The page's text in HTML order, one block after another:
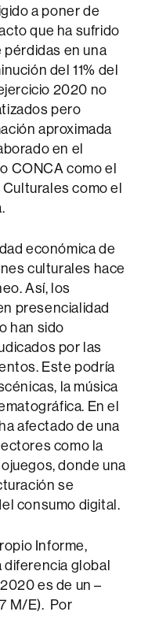
a poner de
que ha sufrido
en una
del 11% del
2020 no
pero
aproximada
en el
CONCA como el
como el
económica de
culturales hace
Así, los
presencialidad
han sido
por las
Este podría
la música
En el
afectado de una
como la
donde una
se
consumo digital.
Informe,
diferencia global
es de un –
M/E). Por